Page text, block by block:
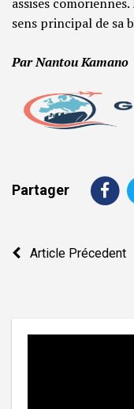
sens principal de sa
Par Nantou Kamano
Partager
Navigation
Article Précedent